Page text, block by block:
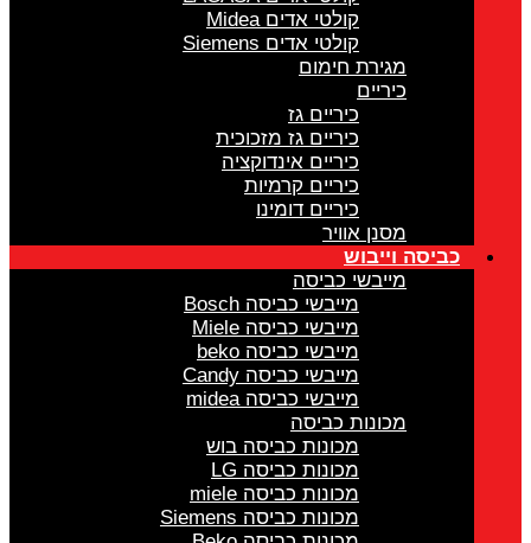
קולטי אדים Midea
קולטי אדים Siemens
מגירת חימום
כיריים
כיריים גז
כיריים גז מזכוכית
כיריים אינדוקציה
כיריים קרמיות
כיריים דומינו
מסנן אוויר
כביסה וייבוש
מייבשי כביסה
מייבשי כביסה Bosch
מייבשי כביסה Miele
מייבשי כביסה beko
מייבשי כביסה Candy
מייבשי כביסה midea
מכונות כביסה
מכונות כביסה בוש
מכונות כביסה LG
מכונות כביסה miele
מכונות כביסה Siemens